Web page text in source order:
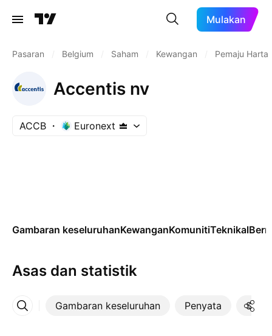
Mulakan
Pasaran Belgium Saham Kewangan Pemaju Harta
Accentis nv
ACCB Euronext
Gambaran keseluruhanKewanganKomunitiTeknikal
Asas dan statistik
Gambaran keseluruhan Penyata
Lebih